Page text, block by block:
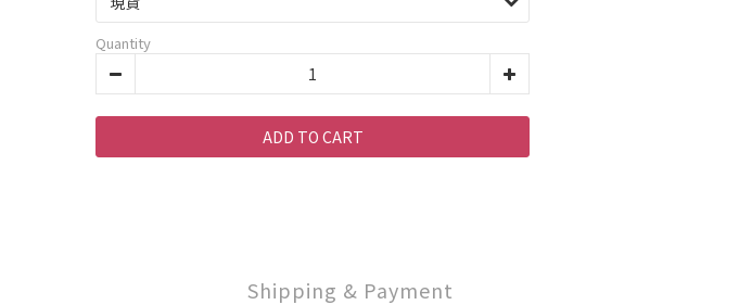
Quantity
ADD TO CART
Shipping & Payment